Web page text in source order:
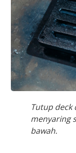
Tutup
menyaring
bawah.